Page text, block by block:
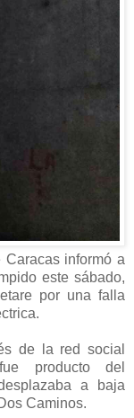
informó a
este sábado,
por una falla
de la red social
producto del
a baja
Caminos.